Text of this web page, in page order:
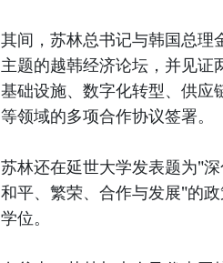
其间，苏林总书记与韩国总理
主题的越韩经济论坛，并见证
基础设施、数字化转型、供应
等领域的多项合作协议签署。
苏林还在延世大学发表题为"
和平、繁荣、合作与发展"的
学位。